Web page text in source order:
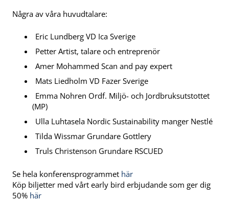
Några av våra huvudtalare:
Eric Lundberg VD Ica Sverige
Petter Artist, talare och entreprenör
Amer Mohammed Scan and pay expert
Mats Liedholm VD Fazer Sverige
Emma Nohren Ordf. Miljö- och Jordbruksutstottet
(MP)
Ulla Luhtasela Nordic Sustainability manger Nestlé
Tilda Wissmar Grundare Gottlery
Truls Christenson Grundare RSCUED
Se hela konferensprogrammet här
Köp biljetter med vårt early bird erbjudande som ger dig
50% här